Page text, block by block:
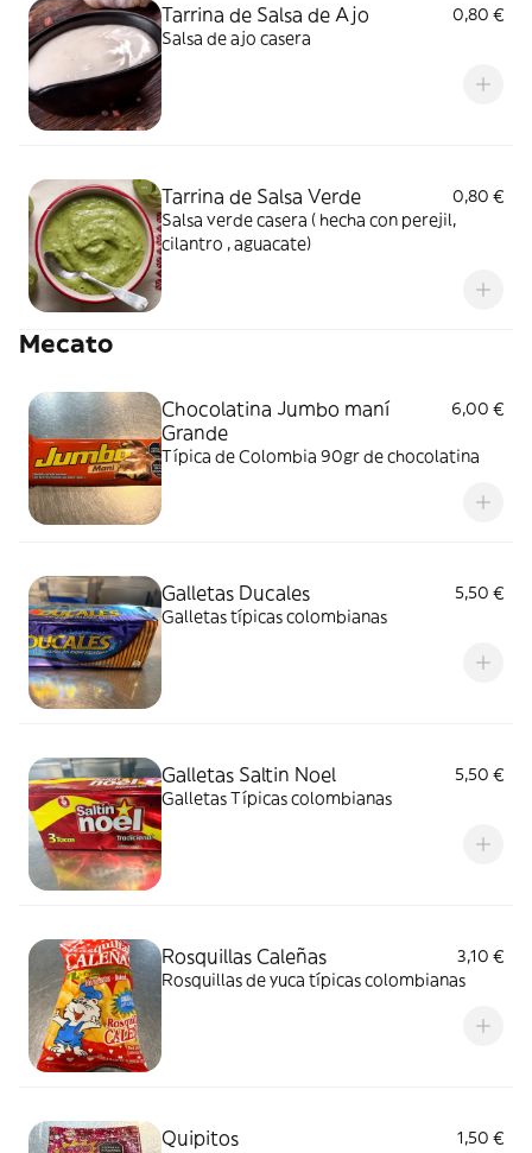
Tarrina de Salsa de Ajo
0,80 €
Salsa de ajo casera
Tarrina de Salsa Verde
0,80 €
Salsa verde casera ( hecha con perejil,
cilantro , aguacate)
Mecato
Chocolatina Jumbo maní
Grande
6,00 €
Típica de Colombia 90gr de chocolatina
Galletas Ducales
5,50 €
Galletas típicas colombianas
Galletas Saltin Noel
5,50 €
Galletas Típicas colombianas
Rosquillas Caleñas
3,10 €
Rosquillas de yuca típicas colombianas
Quipitos
1,50 €